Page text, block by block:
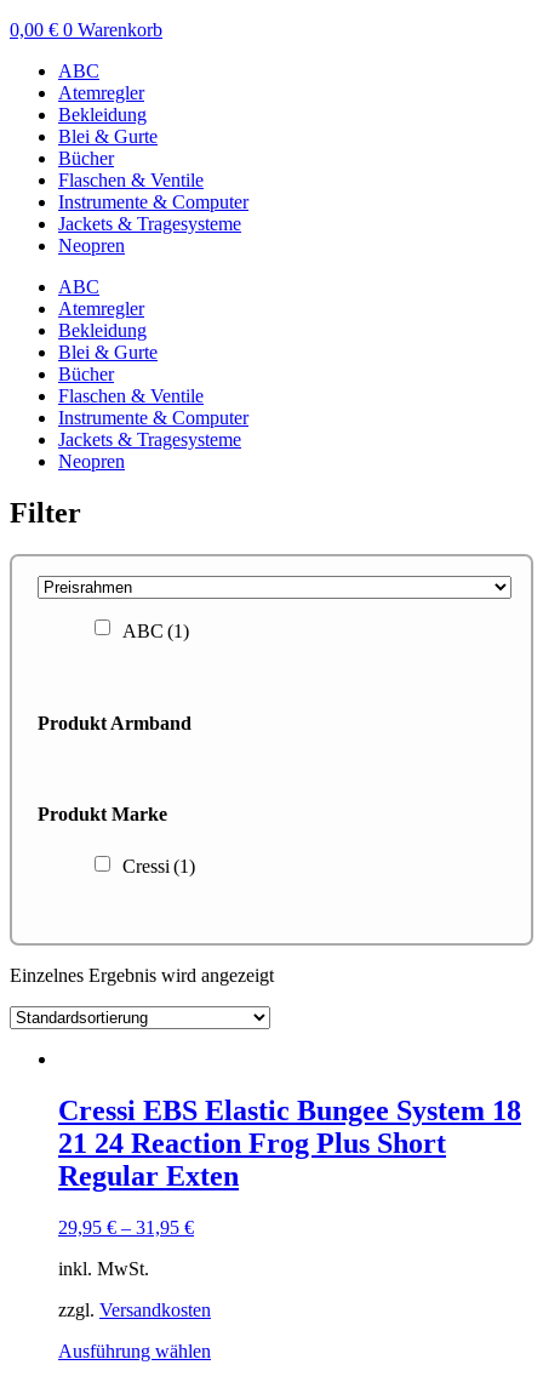
0,00 € 0 Warenkorb
ABC
Atemregler
Bekleidung
Blei & Gurte
Bücher
Flaschen & Ventile
Instrumente & Computer
Jackets & Tragesysteme
Neopren
ABC
Atemregler
Bekleidung
Blei & Gurte
Bücher
Flaschen & Ventile
Instrumente & Computer
Jackets & Tragesysteme
Neopren
Filter
ABC (1)
Produkt Armband
Produkt Marke
Cressi (1)
Einzelnes Ergebnis wird angezeigt
Cressi EBS Elastic Bungee System 18
21 24 Reaction Frog Plus Short
Regular Exten
29,95 € – 31,95 €
inkl. MwSt.
zzgl. Versandkosten
Ausführung wählen